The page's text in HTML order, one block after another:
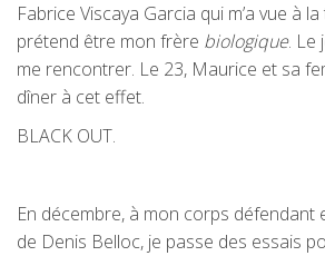
Fabrice Viscaya Garcia qui m’a vue à
prétend être mon frère biologique. Le
me rencontrer. Le 23, Maurice et sa
dîner à cet effet.
BLACK OUT.
En décembre, à mon corps défendant
de Denis Belloc, je passe des essais